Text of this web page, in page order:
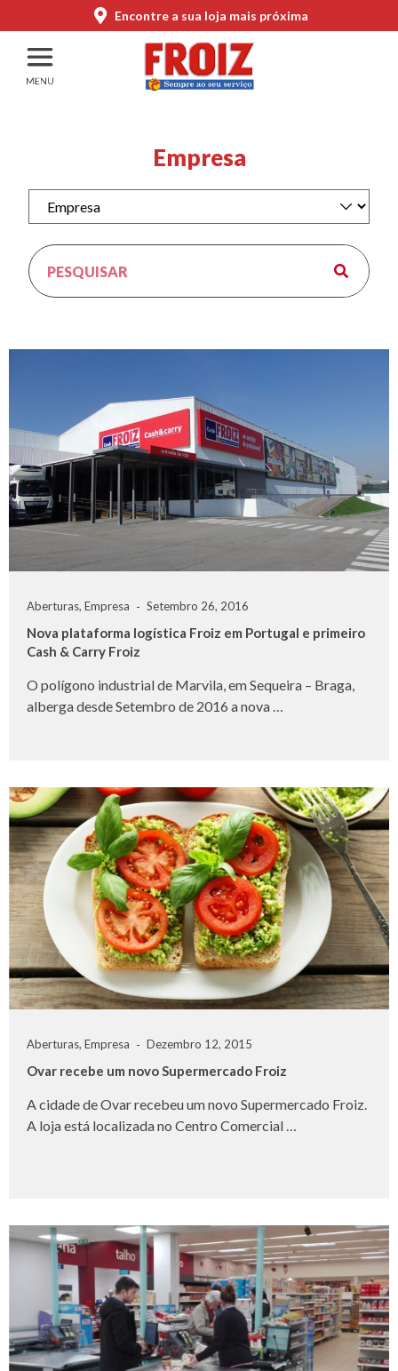
Encontre a sua loja mais próxima
Empresa
Aberturas, Empresa Setembro 26, 2016
Nova plataforma logística Froiz em Portugal e primeiro
Cash & Carry Froiz
O polígono industrial de Marvila, em Sequeira – Braga,
alberga desde Setembro de 2016 a nova …
Aberturas, Empresa Dezembro 12, 2015
Ovar recebe um novo Supermercado Froiz
A cidade de Ovar recebeu um novo Supermercado Froiz.
A loja está localizada no Centro Comercial …